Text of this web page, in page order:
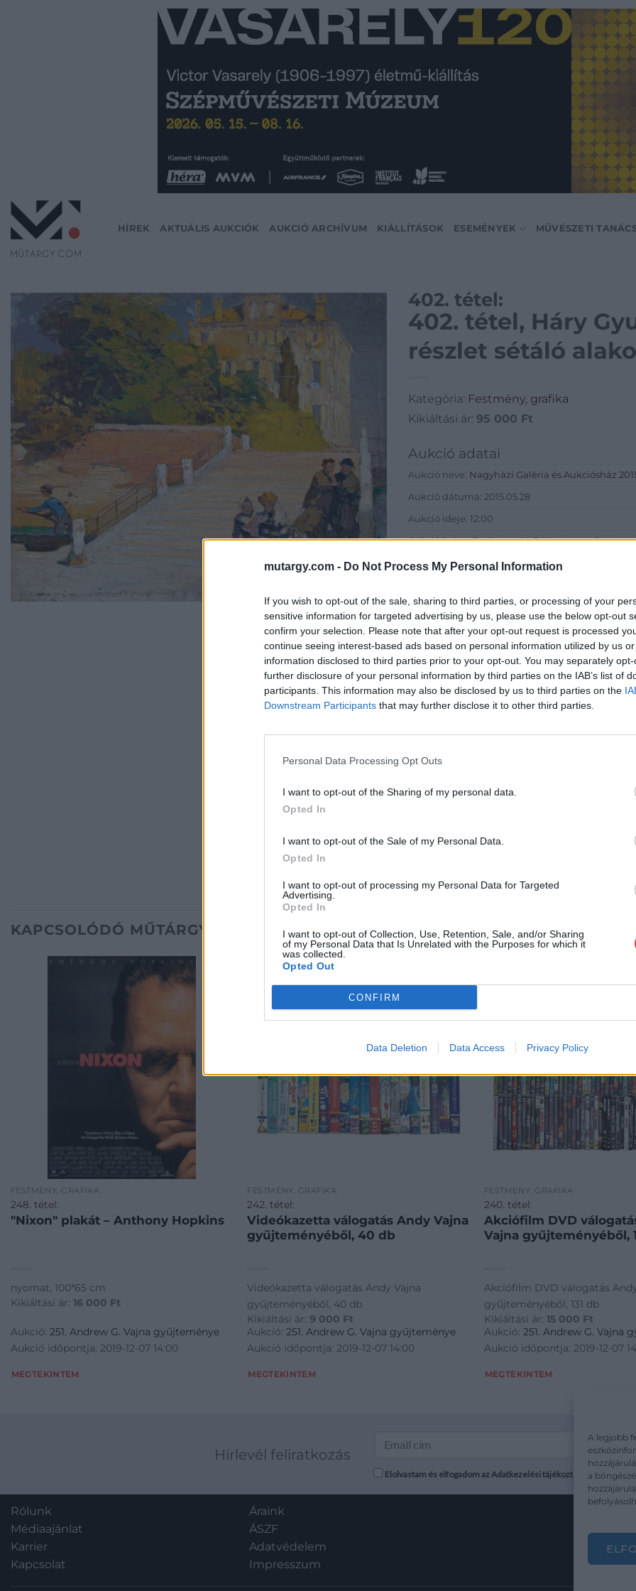
mutargy.com - Do Not Process My Personal Information
If you wish to opt-out of the sale, sharing to third parties, or processing of your
sensitive information for targeted advertising by us, please use the below opt-out
confirm your selection. Please note that after your opt-out request is processed
continue seeing interest-based ads based on personal information utilized by us
information disclosed to third parties prior to your opt-out. You may separately
further disclosure of your personal information by third parties on the IAB’s list of
participants. This information may also be disclosed by us to third parties on the
Downstream Participants that may further disclose it to other third parties.
Personal Data Processing Opt Outs
I want to opt-out of the Sharing of my personal data.
Opted In
I want to opt-out of the Sale of my Personal Data.
Opted In
I want to opt-out of processing my Personal Data for Targeted
Advertising.
Opted In
I want to opt-out of Collection, Use, Retention, Sale, and/or Sharing
of my Personal Data that Is Unrelated with the Purposes for which it
was collected.
Opted Out
CONFIRM
Data Deletion Data Access Privacy Policy
A legjobb
a
HÍREK AKTUÁLIS AUKCIÓK AUKCIÓ ARCHÍVUM KIÁLLÍTÁSOK ESEMÉNYEK MŰVÉSZETI
402. tétel:
402. tétel, Háry
részlet sétáló
Kategória: Festmény, grafika
Kikiáltási ár: 95 000 Ft
Aukció adatai
Aukció neve: Nagyházi Galéria és Aukciósház
Aukció dátuma: 2015.05.28
Aukció ideje: 12:00
Aukció helye: Budapest, V. Balaton utca 8.
Tételszám: 402
Eladó adatai
Cím: Müller
Nagyházi
1055
Telefon: +361
Bemutatkozás: Magas színvonalú festmények
ékszerek, néprajzi tárgyak értékesítése és
értékbecslés. Árveréseinkre a tárgyfelvétel
KAPCSOLÓDÓ MŰTÁRGYAK
FESTMÉNY, GRAFIKA
248. tétel:
"Nixon" plakát – Anthony Hopkins
nyomat, 100*65 cm
Kikiáltási ár: 16 000 Ft
Aukció: 251. Andrew G. Vajna gyűjteménye
Aukció időpontja: 2019-12-07 14:00
MEGTEKINTEM
FESTMÉNY, GRAFIKA
242. tétel:
Videókazetta válogatás Andy Vajna
gyűjteményéből, 40 db
Videókazetta válogatás Andy Vajna
gyűjteményéből, 40 db
Kikiáltási ár: 9 000 Ft
Aukció:251. Andrew G. Vajna gyűjteménye
Aukció időpontja: 2019-12-07 14:00
MEGTEKINTEM
FESTMÉNY, GRAFIKA
240. tétel:
Akciófilm DVD
Vajna gyűjteményéből,
Akciófilm DVD válogatás
gyűjteményéből, 131 db
Kikiáltási ár: 15 000 Ft
Aukció: 251. Andrew G. Vajna
Aukció időpontja: 2019-12-07
MEGTEKINTEM
Hírlevél feliratkozás
Elolvastam és elfogadom az Adatkezelési tájékoztatót:
Rólunk
Médiaajánlat
Karrier
Kapcsolat
Áraink
ÁSZF
Adatvédelem
Impresszum